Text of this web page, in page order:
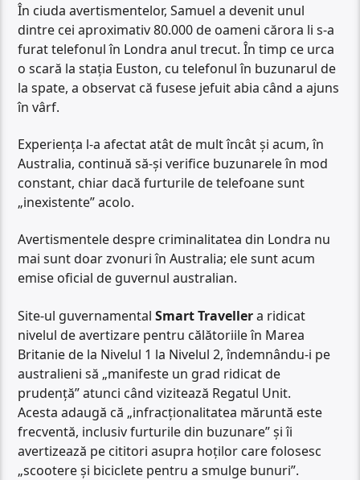
În ciuda avertismentelor, Samuel a devenit unul
dintre cei aproximativ 80.000 de oameni cărora li s-a
furat telefonul în Londra anul trecut. În timp ce urca
o scară la stația Euston, cu telefonul în buzunarul de
la spate, a observat că fusese jefuit abia când a ajuns
în vârf.
Experiența l-a afectat atât de mult încât și acum, în
Australia, continuă să-și verifice buzunarele în mod
constant, chiar dacă furturile de telefoane sunt
„inexistente” acolo.
Avertismentele despre criminalitatea din Londra nu
mai sunt doar zvonuri în Australia; ele sunt acum
emise oficial de guvernul australian.
Site-ul guvernamentalSmart Travellera ridicat
nivelul de avertizare pentru călătoriile în Marea
Britanie de la Nivelul 1 la Nivelul 2, îndemnându-i pe
australieni să „manifeste un grad ridicat de
prudență” atunci când vizitează Regatul Unit.
Acesta adaugă că „infracționalitatea măruntă este
frecventă, inclusiv furturile din buzunare” și îi
avertizează pe cititori asupra hoților care folosesc
„scootere și biciclete pentru a smulge bunuri”.